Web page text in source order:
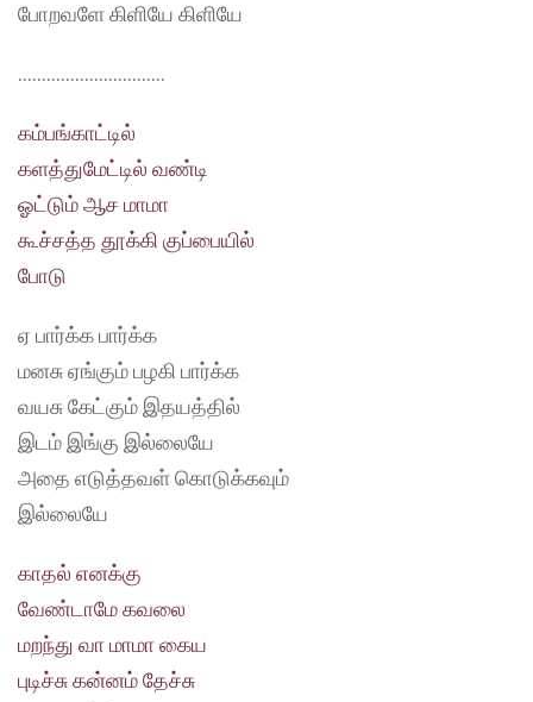
போறவளே கிளியே கிளியே
………………………….
கம்பங்காட்டில்
களத்துமேட்டில் வண்டி
ஓட்டும் ஆச மாமா
கூச்சத்த தூக்கி குப்பையில்
போடு
ஏ பார்க்க பார்க்க
மனசு ஏங்கும் பழகி பார்க்க
வயசு கேட்கும் இதயத்தில்
இடம் இங்கு இல்லையே
அதை எடுத்தவள் கொடுக்கவும்
இல்லையே
காதல் எனக்கு
வேண்டாமே கவலை
மறந்து வா மாமா கைய
புடிச்சு கன்னம் தேச்சு